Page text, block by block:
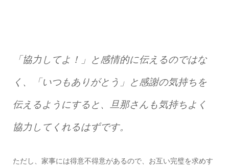
「協力してよ！」と感情的に伝えるのではな
く、「いつもありがとう」と感謝の気持ちを
伝えるようにすると、旦那さんも気持ちよく
協力してくれるはずです。
ただし、家事には得意不得意があるので、お互い完璧を求めす